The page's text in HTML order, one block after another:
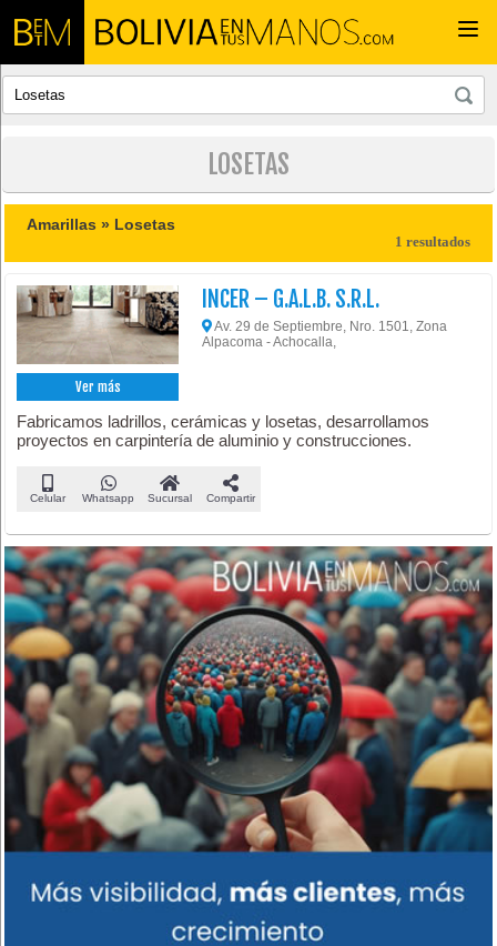
LOSETAS
Amarillas » Losetas
1 resultados
Ver más
INCER – G.A.L.B. S.R.L.
Av. 29 de Septiembre, Nro. 1501, Zona
Alpacoma - Achocalla,
Fabricamos ladrillos, cerámicas y losetas, desarrollamos
proyectos en carpintería de aluminio y construcciones.
Celular Whatsapp Sucursal Compartir